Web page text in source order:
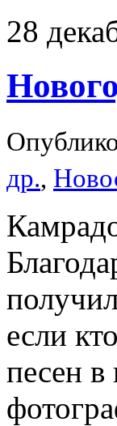
28
др.,
если
песен в